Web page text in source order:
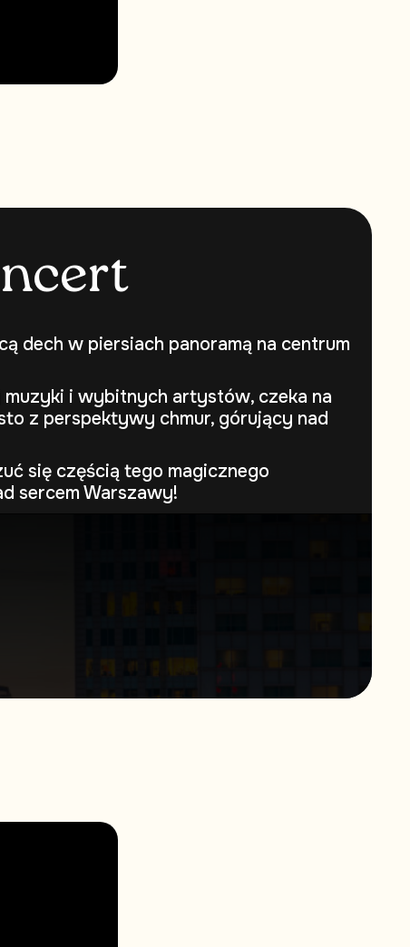
ncert
dech w piersiach panoramą na centrum
i wybitnych artystów, czeka na
z perspektywy chmur, górujący nad
się częścią tego magicznego
sercem Warszawy!